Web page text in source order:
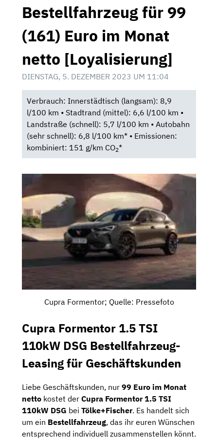
Bestellfahrzeug für 99
(161) Euro im Monat
netto [Loyalisierung]
DIENSTAG, 5. DEZEMBER 2023 UM 11:04
Verbrauch: Innerstädtisch (langsam): 8,9
l/100 km • Stadtrand (mittel): 6,6 l/100 km •
Landstraße (schnell): 5,7 l/100 km • Autobahn
(sehr schnell): 6,8 l/100 km* • Emissionen:
kombiniert: 151 g/km CO2*
Cupra Formentor; Quelle: Pressefoto
Cupra Formentor 1.5 TSI
110kW DSG Bestellfahrzeug-
Leasing für Geschäftskunden
Liebe Geschäftskunden, nur 99 Euro im Monat
netto kostet der Cupra Formentor 1.5 TSI
110kW DSG bei Tölke+Fischer. Es handelt sich
um ein Bestellfahrzeug, das ihr euren Wünschen
entsprechend individuell zusammenstellen könnt.